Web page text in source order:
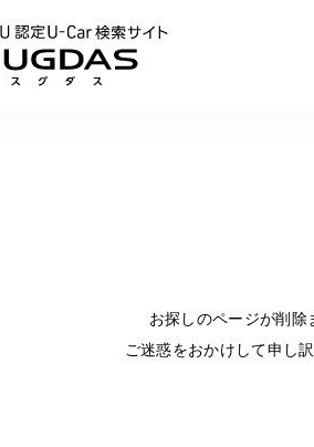
お探しのページが削
ご迷惑をおかけして申し